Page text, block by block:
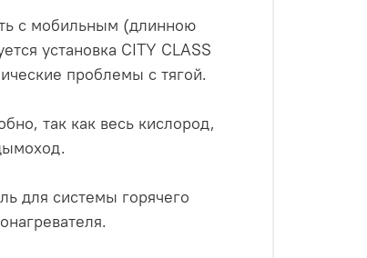
с мобильным (длинною
установка CITY CLASS
проблемы с тягой.
так как весь кислород,
для системы горячего